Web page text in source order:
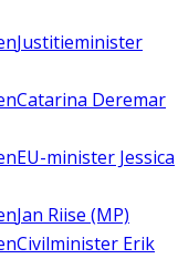
Justitieminister
Catarina Deremar
EU-minister Jessica
Jan Riise (MP)
Civilminister Erik